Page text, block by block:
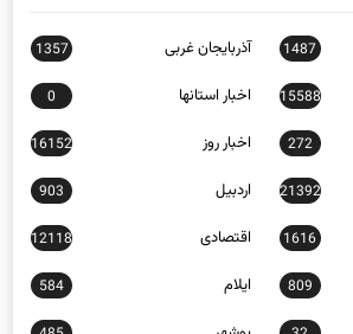
1487 آذربایجان غربی 1357
15588 اخبار استانها 0
272 اخبار روز 16152
21392 اردبیل 903
1616 اقتصادی 12118
809
584